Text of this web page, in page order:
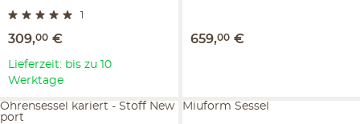
1
309,00 €
Lieferzeit: bis zu 10
Werktage
659,00 €
Ohrensessel kariert - Stoff New
port
Miuform Sessel